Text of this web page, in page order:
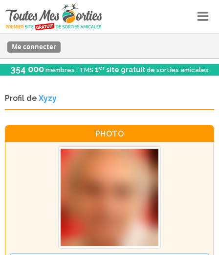
Me connecter
354 000 membres : TMS 1er site gratuit de sorties amicales
Profil de Xyzy
PHOTO